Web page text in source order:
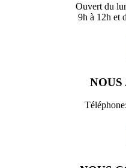
Ouvert du
9h à 12h et
NOUS